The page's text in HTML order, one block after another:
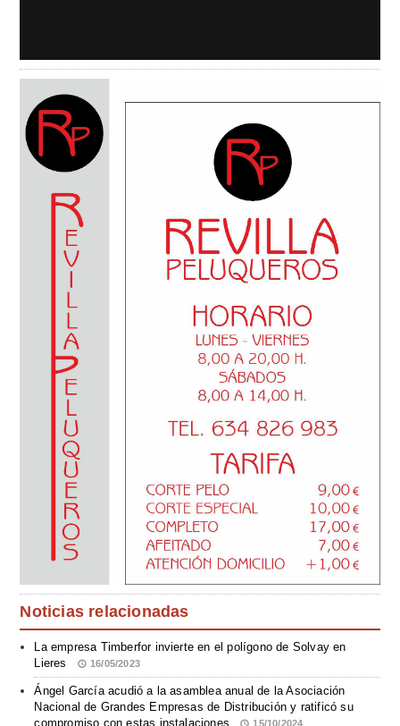
Noticias relacionadas
La empresa Timberfor invierte en el polígono de Solvay en
Lieres
16/05/2023
Ángel García acudió a la asamblea anual de la Asociación
Nacional de Grandes Empresas de Distribución y ratificó su
compromiso con estas instalaciones
15/10/2024